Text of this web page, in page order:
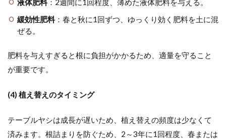
液体肥料：2週間に1回程度、薄めた液体肥料を与える。
緩効性肥料：春と秋に1回ずつ、ゆっくり効く肥料を土に混
ぜる。
肥料を与えすぎると根に負担がかかるため、適量を守ること
が重要です。
(4) 植え替えのタイミング
テーブルヤシは成長が遅いため、植え替えの頻度は少なくて
済みます。根詰まりを防ぐため、2～3年に1回程度、春または